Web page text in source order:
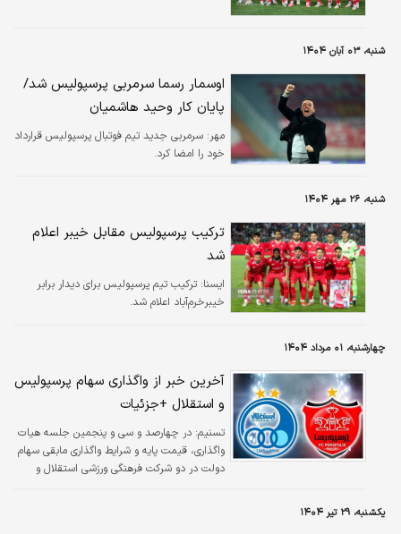
شنبه، ۰۳ آبان ۱۴۰۴
اوسمار رسما سرمربی پرسپولیس شد/
پایان کار وحید هاشمیان
مهر: سرمربی جدید تیم فوتبال پرسپولیس قرارداد
خود را امضا کرد.
شنبه، ۲۶ مهر ۱۴۰۴
ترکیب پرسپولیس مقابل خیبر اعلام
شد
ايسنا: ترکیب تیم پرسپولیس برای دیدار برابر
خیبرخرم‌آباد اعلام شد.
چهارشنبه، ۰۱ مرداد ۱۴۰۴
آخرین خبر از واگذاری سهام پرسپولیس
و استقلال +جزئیات
تسنیم: در چهارصد و سی و پنجمین جلسه هیات
واگذاری، قیمت پایه و شرایط واگذاری مابقی سهام
دولت در دو شرکت فرهنگی ورزشی استقلال و
یکشنبه، ۲۹ تیر ۱۴۰۴